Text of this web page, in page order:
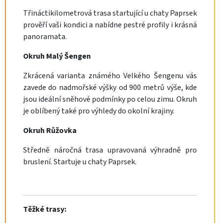
Třináctikilometrová trasa startující u chaty Paprsek
prověří vaši kondici a nabídne pestré profily i krásná
panoramata.
Okruh Malý Šengen
Zkrácená varianta známého Velkého Šengenu vás
zavede do nadmořské výšky od 900 metrů výše, kde
jsou ideální sněhové podmínky po celou zimu. Okruh
je oblíbený také pro výhledy do okolní krajiny.
Okruh Růžovka
Středně náročná trasa upravovaná výhradně pro
bruslení. Startuje u chaty Paprsek.
Těžké trasy: